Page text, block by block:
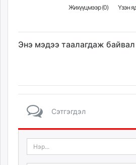
Жихүүцмээр (0)
Энэ мэдээ таалагдаж байвал
Сэтгэгдэл